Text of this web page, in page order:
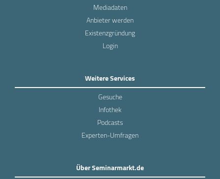
Mediadaten
Anbieter werden
Existenzgründung
Login
Weitere Services
Gesuche
Infothek
Podcasts
Experten-Umfragen
Über Seminarmarkt.de